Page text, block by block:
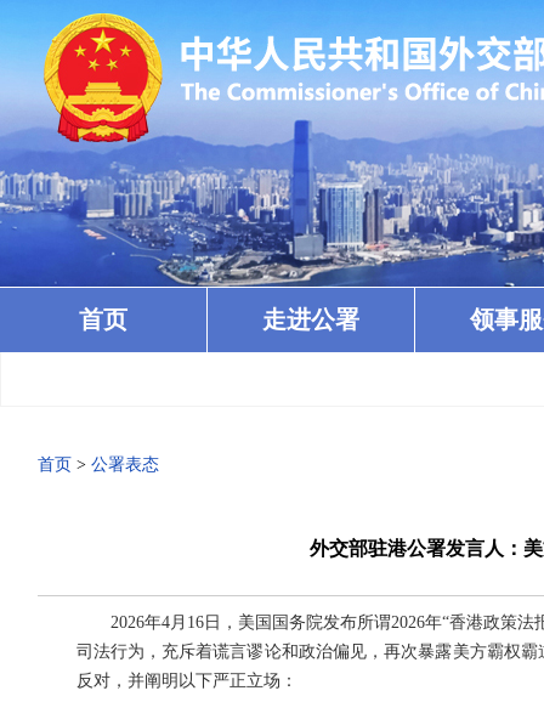
首页 走进公署 领事
首页 > 公署表态
外交部驻港公署发言人：
2026年4月16日，美国国务院发布所谓2026年“香港政策法
司法行为，充斥着谎言谬论和政治偏见，再次暴露美方霸权
反对，并阐明以下严正立场：